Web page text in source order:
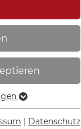
Funktionen
Datenschutz